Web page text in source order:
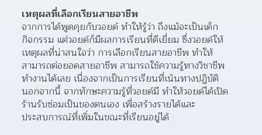
เหตุผลที่เลือกเรียนสายอาชีพ
จากการได้พูดคุยกับวอยด์ ทำให้รู้ว่า ถึงแม้จะเป็นเด็ก
กิจกรรม แต่วอยด์ก็มีผลการเรียนที่ดีเยี่ยม ซึ่งวอยด์ให้
เหตุผลที่น่าสนใจว่า การเลือกเรียนสายอาชีพ ทำให้
สามารถต่อยอดสายอาชีพ สามารถใช้ความรู้ทางวิชาชีพ
ทำงานได้เลย เนื่องจากเป็นการเรียนที่เน้นทางปฏิบัติ
นอกจากนี้ จากทักษะความรู้ที่วอยด์มี ทำให้วอยด์ได้เปิด
ร้านรับซ่อมเป็นของตนเอง เพื่อสร้างรายได้และ
ประสบการณ์ที่เพิ่มในขณะที่เรียนอยู่ได้